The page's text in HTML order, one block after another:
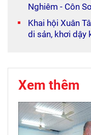
Nghiêm - Côn
Khai hội Xuân
di sản, khơi dậy
Xem thêm